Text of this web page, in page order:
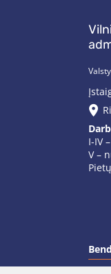
I-IV
V –